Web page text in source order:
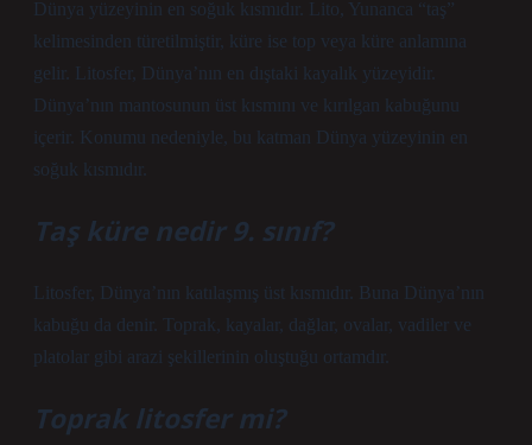
Dünya yüzeyinin en soğuk kısmıdır. Lito, Yunanca “taş”
kelimesinden türetilmiştir, küre ise top veya küre anlamına
gelir. Litosfer, Dünya’nın en dıştaki kayalık yüzeyidir.
Dünya’nın mantosunun üst kısmını ve kırılgan kabuğunu
içerir. Konumu nedeniyle, bu katman Dünya yüzeyinin en
soğuk kısmıdır.
Taş küre nedir 9. sınıf?
Litosfer, Dünya’nın katılaşmış üst kısmıdır. Buna Dünya’nın
kabuğu da denir. Toprak, kayalar, dağlar, ovalar, vadiler ve
platolar gibi arazi şekillerinin oluştuğu ortamdır.
Toprak litosfer mi?